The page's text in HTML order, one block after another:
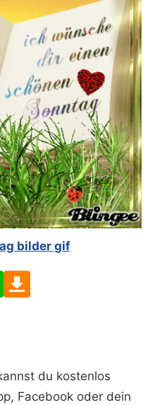
bilder gif
WhatsApp
du kostenlos
Facebook oder dein